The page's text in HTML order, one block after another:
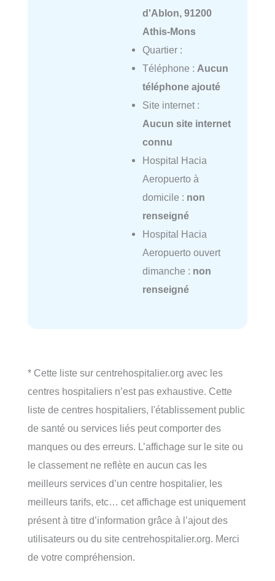
d'Ablon, 91200
Athis-Mons
Quartier :
Téléphone : Aucun
téléphone ajouté
Site internet :
Aucun site internet
connu
Hospital Hacia
Aeropuerto à
domicile : non
renseigné
Hospital Hacia
Aeropuerto ouvert
dimanche : non
renseigné
* Cette liste sur centrehospitalier.org avec les
centres hospitaliers n’est pas exhaustive. Cette
liste de centres hospitaliers, l'établissement public
de santé ou services liés peut comporter des
manques ou des erreurs. L’affichage sur le site ou
le classement ne reflète en aucun cas les
meilleurs services d’un centre hospitalier, les
meilleurs tarifs, etc… cet affichage est uniquement
présent à titre d’information grâce à l’ajout des
utilisateurs ou du site centrehospitalier.org. Merci
de votre compréhension.